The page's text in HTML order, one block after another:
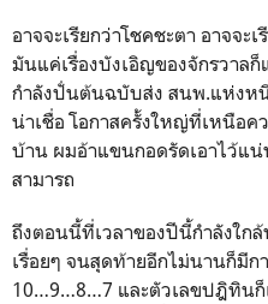
อาจจะเรียกว่าโชคชะตา อาจจะ
มันแค่เรื่องบังเอิญของจักรวาล
กำลังปั่นต้นฉบับส่ง สนพ.แห่งห
น่าเชื่อ โอกาสครั้งใหญ่ที่เหนือค
บ้าน ผมอ้าแขนกอดรัดเอาไว้แ
สามารถ
ถึงตอนนี้ที่เวลาของปีนี้กำลังใ
เรื่อยๆ จนสุดท้ายอีกไม่นานก็มี
10…9…8…7 และตัวเลขปฎิทิน